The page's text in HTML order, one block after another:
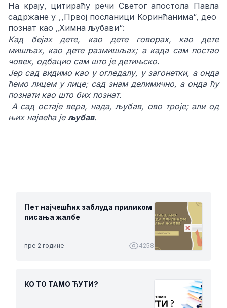
На крају, цитираћу речи Светог апостола Павла
садржане у ,,Првој посланици Коринћанима“, део
познат као „Химна љубави“:
Кад бејах дете, као дете говорах, као дете
мишљах, као дете размишљах; а када сам постао
човек, одбацио сам што је детињско.
Јер сад видимо као у огледалу, у загонетки, а онда
ћемо лицем у лице; сад знам делимично, а онда ћу
познати као што бих познат.
А сад остаје вера, нада, љубав, ово троје; али од
њих највећа је љубав.
Пет најчешћих заблуда приликом
писања жалбе
пре 2 године 4258
КО ТО ТАМО ЋУТИ?